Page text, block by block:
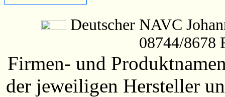
Deutscher NAVC
08744/8678
Firmen- und
der jeweiligen Hersteller